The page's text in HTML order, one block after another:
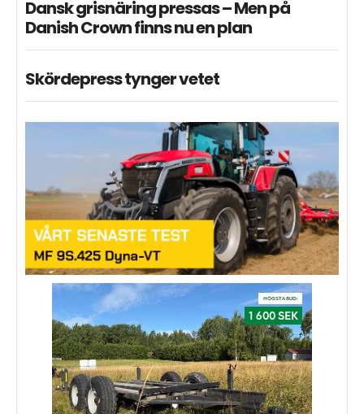
Dansk grisnäring pressas – Men på
Danish Crown finns nu en plan
Skördepress tynger vetet